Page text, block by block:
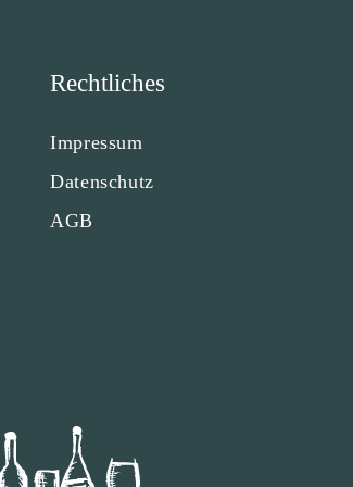
Rechtliches
Impressum
Datenschutz
AGB